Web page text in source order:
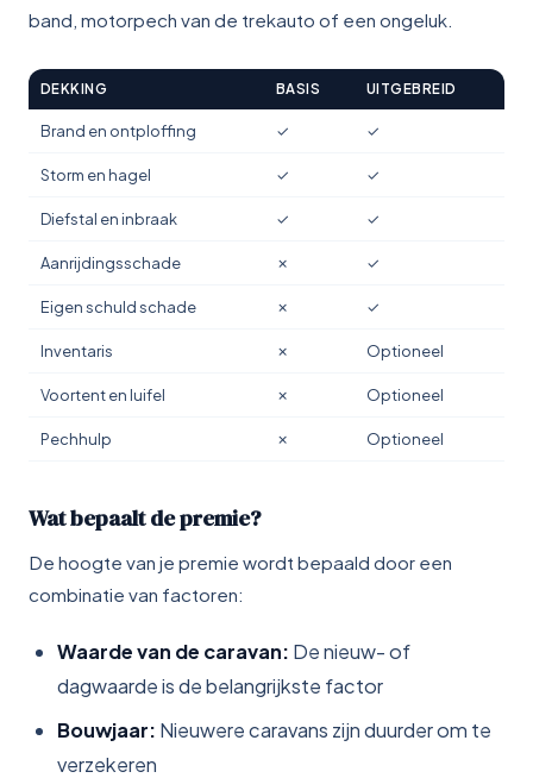
band, motorpech van de trekauto of een ongeluk.
DEKKING BASIS UITGEBREID
Brand en ontploffing ✓ ✓
Storm en hagel ✓ ✓
Diefstal en inbraak ✓ ✓
Aanrijdingsschade ✗ ✓
Eigen schuld schade ✗ ✓
Inventaris ✗ Optioneel
Voortent en luifel ✗ Optioneel
Pechhulp ✗ Optioneel
Wat bepaalt de premie?
De hoogte van je premie wordt bepaald door een
combinatie van factoren:
Waarde van de caravan: De nieuw- of
dagwaarde is de belangrijkste factor
Bouwjaar: Nieuwere caravans zijn duurder om te
verzekeren